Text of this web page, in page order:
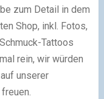
zum Detail in dem
Shop, inkl. Fotos,
Tattoos
rein, wir würden
unserer